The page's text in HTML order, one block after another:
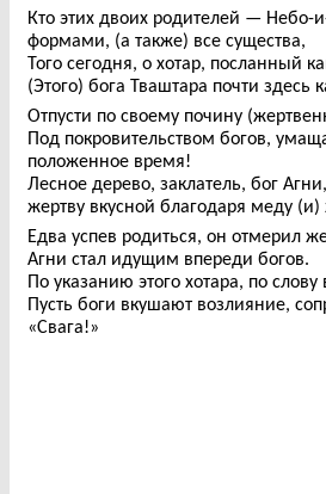
Кто этих двоих родителей — Небо-
формами, (а также) все существа,
Того сегодня, о хотар, посланный
(Этого) бога Тваштара почти здесь
Отпусти по своему почину
Под покровительством богов,
положенное время!
Лесное дерево, заклатель, бог
жертву вкусной благодаря меду
Едва успев родиться, он отмерил
Агни стал идущим впереди богов.
По указанию этого хотара, по слову
Пусть боги вкушают возлияние,
«Свага!»